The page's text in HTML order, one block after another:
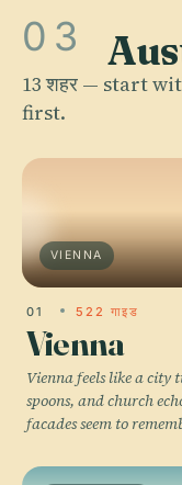
03
13 शहर — start
first.
VIENNA
01 522 गाइड
Vienna
Vienna feels like a city
spoons, and church
facades seem to